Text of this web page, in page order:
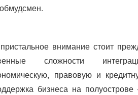
внимание стоит
сложности
правовую и
бизнеса на